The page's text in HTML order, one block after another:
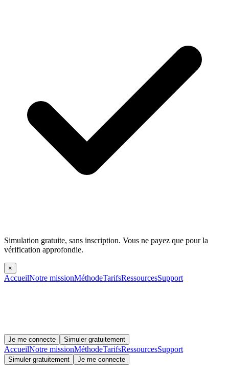
Simulation gratuite, sans inscription. Vous ne payez que pour la
vérification approfondie.
×
AccueilNotre missionMéthodeTarifsRessourcesSupport
Je me connecte Simuler gratuitement
AccueilNotre missionMéthodeTarifsRessourcesSupport
Simuler gratuitement Je me connecte